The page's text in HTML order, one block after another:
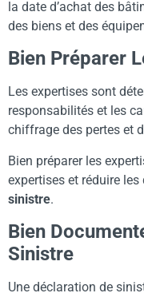
la date d’achat des
des biens et des
Bien Préparer
Les expertises sont
responsabilités et les
chiffrage des pertes et
Bien préparer les
expertises et réduire les
sinistre.
Bien
Sinistre
Une déclaration de